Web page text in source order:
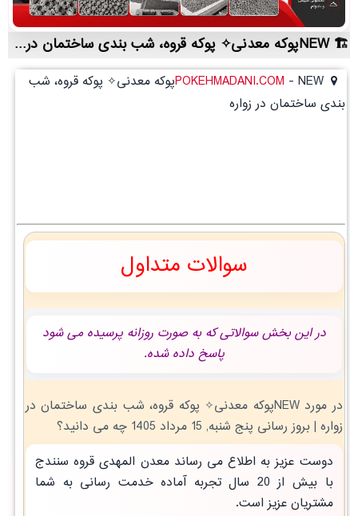
NEWپوکه معدنی✧ پوکه قروه، شب بندی ساختمان در زواره | لیست قیمت روز و خرید مستقیم ، مناسب تر از نمایندگی شهرستان ها
POKEHMADANI.COM -
NEWپوکه معدنی✧ پوکه قروه، شب
بندی ساختمان در زواره
سوالات متداول
در این بخش سوالاتی که به صورت روزانه پرسیده می شود
پاسخ داده شده.
در مورد NEWپوکه معدنی✧ پوکه قروه، شب بندی ساختمان در
زواره | بروز رسانی پنج شنبه, 15 مرداد 1405 چه می دانید؟
دوست عزیز به اطلاع می رساند معدن المهدی قروه سنندج
با بیش از 20 سال تجربه آماده خدمت رسانی به شما
مشتریان عزیز است.